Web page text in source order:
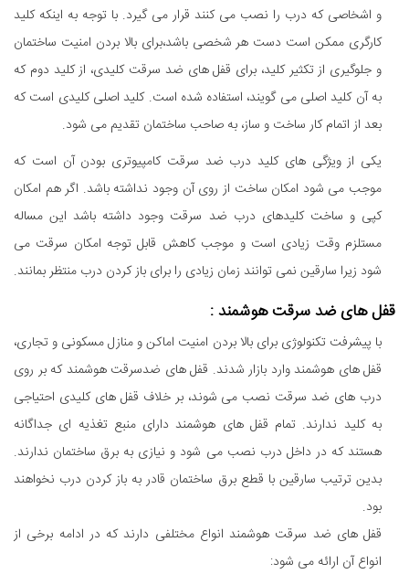
و اشخاصی که درب را نصب می کنند قرار می گیرد. با توجه به اینکه کلید
کارگری ممکن است دست هر شخصی باشد،برای بالا بردن امنیت ساختمان
و جلوگیری از تکثیر کلید، برای قفل های ضد سرقت کلیدی، از کلید دوم که
به آن کلید اصلی می گویند، استفاده شده است. کلید اصلی کلیدی است که
بعد از اتمام کار ساخت و ساز، به صاحب ساختمان تقدیم می شود.
یکی از ویژگی های کلید درب ضد سرقت کامپیوتری بودن آن است که
موجب می شود امکان ساخت از روی آن وجود نداشته باشد. اگر هم امکان
کپی و ساخت کلیدهای درب ضد سرقت وجود داشته باشد این مساله
مستلزم وقت زیادی است و موجب کاهش قابل توجه امکان سرقت می
شود زیرا سارقین نمی توانند زمان زیادی را برای باز کردن درب منتظر بمانند.
قفل های ضد سرقت هوشمند :
با پیشرفت تکنولوژی برای بالا بردن امنیت اماکن و منازل مسکونی و تجاری،
قفل های هوشمند وارد بازار شدند. قفل های ضدسرقت هوشمند که بر روی
درب های ضد سرقت نصب می شوند، بر خلاف قفل های کلیدی احتیاجی
به کلید ندارند. تمام قفل های هوشمند دارای منبع تغذیه ای جداگانه
هستند که در داخل درب نصب می شود و نیازی به برق ساختمان ندارند.
بدین ترتیب سارقین با قطع برق ساختمان قادر به باز کردن درب نخواهند
بود.
قفل های ضد سرقت هوشمند انواع مختلفی دارند که در ادامه برخی از
انواع آن ارائه می شود: